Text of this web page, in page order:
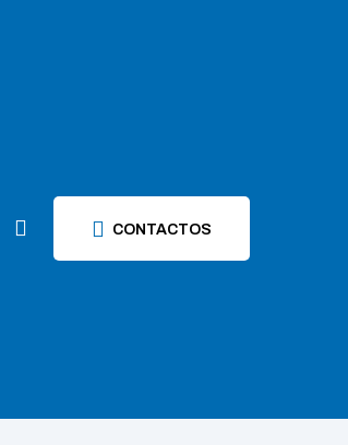
CONTACTOS